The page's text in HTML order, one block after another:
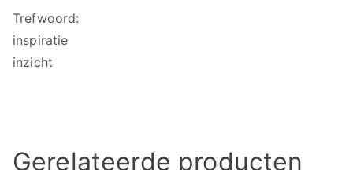
Trefwoord:
inspiratie
inzicht
Gerelateerde producten